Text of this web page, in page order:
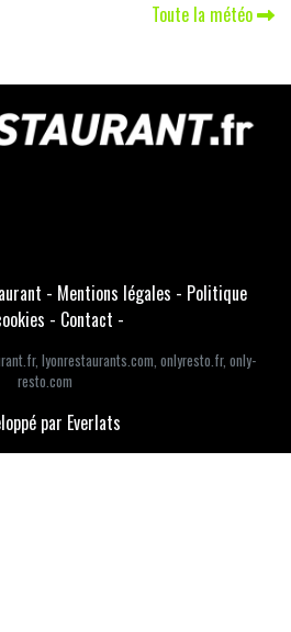
Toute la météo
- Mentions légales - Politique
- Contact -
, lyonrestaurants.com, onlyresto.fr, only-
resto.com
par Everlats